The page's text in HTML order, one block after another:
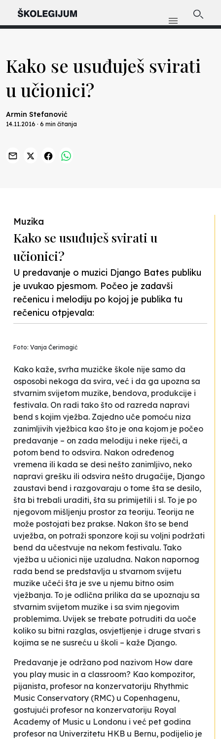
Kako se usuđuješ svirati
u učionici?
Armin Stefanović
14.11.2016 · 6 min čitanja
Muzika
Kako se usuđuješ svirati u
učionici?
U predavanje o muzici Django Bates publiku
je uvukao pjesmom. Počeo je zadavši
rečenicu i melodiju po kojoj je publika tu
rečenicu otpjevala:
Foto: Vanja Ćerimagić
Kako kaže, svrha muzičke škole nije samo da
osposobi nekoga da svira, već i da ga upozna sa
stvarnim svijetom muzike, bendova, produkcije i
festivala. On radi tako što od razreda napravi
bend s kojim vježba. Zajedno uče pomoću niza
zanimljivih vježbica kao što je ona kojom je počeo
predavanje – on zada melodiju i neke riječi, a
potom bend to odsvira. Nakon određenog
vremena ili kada se desi nešto zanimljivo, neko
napravi grešku ili odsvira nešto drugačije, Django
zaustavi bend i razgovaraju o tome šta se desilo,
šta bi trebali uraditi, šta su primijetili i sl. To je po
njegovom mišljenju prostor za teoriju. Teorija ne
može postojati bez prakse. Nakon što se bend
uvježba, on potraži sponzore koji su voljni podržati
bend da učestvuje na nekom festivalu. Tako
vježba u učionici nije uzaludna. Nakon napornog
rada bend se predstavlja u stvarnom svijetu
muzike učeći šta je sve u njemu bitno osim
vježbanja. To je odlična prilika da se upoznaju sa
stvarnim svijetom muzike i sa svim njegovim
problemima. Uvijek se trebate potruditi da uoče
koliko su bitni razglas, osvjetljenje i druge stvari s
kojima se ne susreću u školi – kaže Django.
Predavanje je održano pod nazivom How dare
you play music in a classroom? Kao kompozitor,
pijanista, profesor na konzervatoriju Rhythmic
Music Conservatory (RMC) u Copenhagenu,
gostujući profesor na konzervatoriju Royal
Academy of Music u Londonu i već pet godina
profesor na Univerzitetu HKB u Bernu, podijelio je